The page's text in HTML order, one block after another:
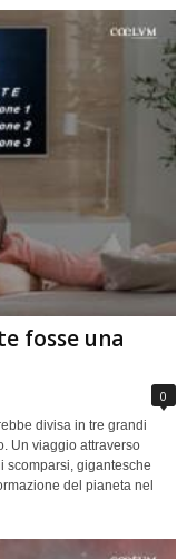
fosse una
0
divisa in tre grandi
Un viaggio attraverso
scomparsi, gigantesche
del pianeta nel